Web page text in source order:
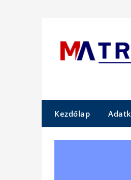
Kezdőlap